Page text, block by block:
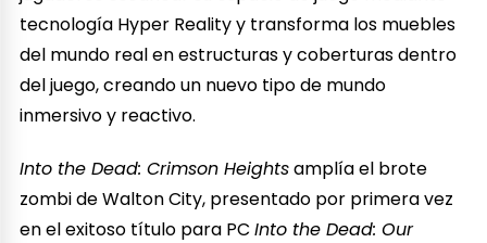
tecnología Hyper Reality y transforma los muebles
del mundo real en estructuras y coberturas dentro
del juego, creando un nuevo tipo de mundo
inmersivo y reactivo.
Into the Dead: Crimson Heightsamplía el brote
zombi de Walton City, presentado por primera vez
en el exitoso título para PCInto the Dead: Our